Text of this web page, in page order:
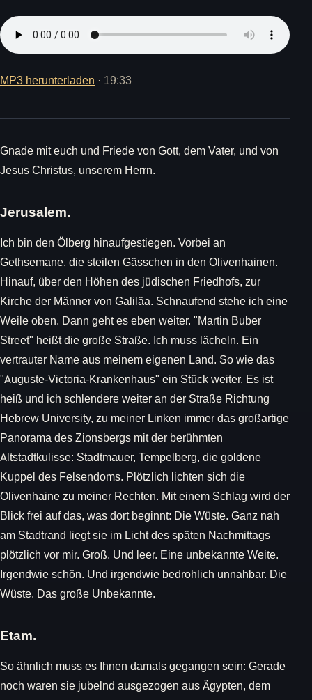
MP3 herunterladen · 19:33
Gnade mit euch und Friede von Gott, dem Vater, und von
Jesus Christus, unserem Herrn.
Jerusalem.
Ich bin den Ölberg hinaufgestiegen. Vorbei an
Gethsemane, die steilen Gässchen in den Olivenhainen.
Hinauf, über den Höhen des jüdischen Friedhofs, zur
Kirche der Männer von Galiläa. Schnaufend stehe ich eine
Weile oben. Dann geht es eben weiter. "Martin Buber
Street" heißt die große Straße. Ich muss lächeln. Ein
vertrauter Name aus meinem eigenen Land. So wie das
"Auguste-Victoria-Krankenhaus" ein Stück weiter. Es ist
heiß und ich schlendere weiter an der Straße Richtung
Hebrew University, zu meiner Linken immer das großartige
Panorama des Zionsbergs mit der berühmten
Altstadtkulisse: Stadtmauer, Tempelberg, die goldene
Kuppel des Felsendoms. Plötzlich lichten sich die
Olivenhaine zu meiner Rechten. Mit einem Schlag wird der
Blick frei auf das, was dort beginnt: Die Wüste. Ganz nah
am Stadtrand liegt sie im Licht des späten Nachmittags
plötzlich vor mir. Groß. Und leer. Eine unbekannte Weite.
Irgendwie schön. Und irgendwie bedrohlich unnahbar. Die
Wüste. Das große Unbekannte.
Etam.
So ähnlich muss es Ihnen damals gegangen sein: Gerade
noch waren sie jubelnd ausgezogen aus Ägypten, dem